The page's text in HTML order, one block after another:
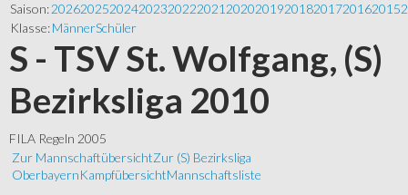
Saison:202620252024202320222021 202020192018201720162015
Klasse:MännerSchüler
S - TSV St. Wolfgang, (S)
Bezirksliga 2010
FILA Regeln 2005
Zur MannschaftübersichtZur (S) Bezirksliga
OberbayernKampfübersichtMannschaftsliste